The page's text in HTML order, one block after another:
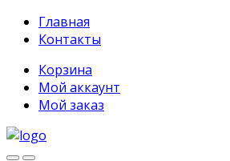
Главная
Контакты
Корзина
Мой аккаунт
Мой заказ